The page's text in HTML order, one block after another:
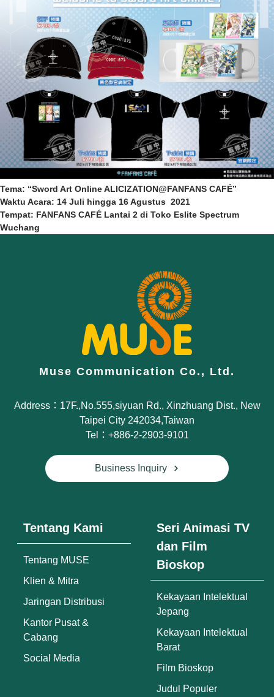
Tema: “Sword Art Online ALICIZATION@FANFANS CAFÉ”
Waktu Acara: 14 Juli hingga 16 Agustus 2021
Tempat: FANFANS CAFÉ Lantai 2 di Toko Eslite Spectrum
Wuchang
Muse Communication Co., Ltd.
Address：17F.,No.555,siyuan Rd., Xinzhuang Dist., New
Taipei City 242034,Taiwan
Tel：+886-2-2903-9101
Business Inquiry
Tentang Kami
Tentang MUSE
Klien & Mitra
Jaringan Distribusi
Kantor Pusat &
Cabang
Social Media
Seri Animasi TV
dan Film
Bioskop
Kekayaan Intelektual
Jepang
Kekayaan Intelektual
Barat
Film Bioskop
Judul Populer